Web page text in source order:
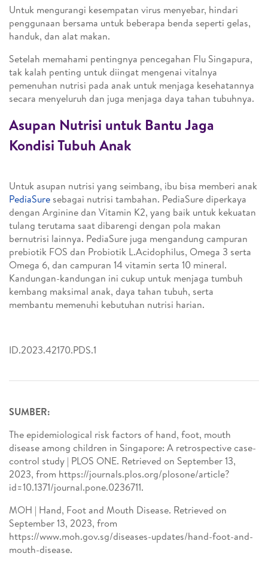
Untuk mengurangi kesempatan virus menyebar, hindari
penggunaan bersama untuk beberapa benda seperti gelas,
handuk, dan alat makan.
Setelah memahami pentingnya pencegahan Flu Singapura,
tak kalah penting untuk diingat mengenai vitalnya
pemenuhan nutrisi pada anak untuk menjaga kesehatannya
secara menyeluruh dan juga menjaga daya tahan tubuhnya.
Asupan Nutrisi untuk Bantu Jaga
Kondisi Tubuh Anak
Untuk asupan nutrisi yang seimbang, ibu bisa memberi anak
PediaSure sebagai nutrisi tambahan. PediaSure diperkaya
dengan Arginine dan Vitamin K2, yang baik untuk kekuatan
tulang terutama saat dibarengi dengan pola makan
bernutrisi lainnya. PediaSure juga mengandung campuran
prebiotik FOS dan Probiotik L.Acidophilus, Omega 3 serta
Omega 6, dan campuran 14 vitamin serta 10 mineral.
Kandungan-kandungan ini cukup untuk menjaga tumbuh
kembang maksimal anak, daya tahan tubuh, serta
membantu memenuhi kebutuhan nutrisi harian.
ID.2023.42170.PDS.1
SUMBER:
The epidemiological risk factors of hand, foot, mouth
disease among children in Singapore: A retrospective case-
control study | PLOS ONE. Retrieved on September 13,
2023, from https://journals.plos.org/plosone/article?
id=10.1371/journal.pone.0236711.
MOH | Hand, Foot and Mouth Disease. Retrieved on
September 13, 2023, from
https://www.moh.gov.sg/diseases-updates/hand-foot-and-
mouth-disease.